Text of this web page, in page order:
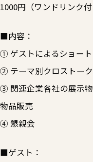
1000円（ワンドリンク付
■内容：
① ゲストによるショー
② テーマ別クロストーク
③ 関連企業各社の展示
物品販売
④ 懇親会
■ゲスト：